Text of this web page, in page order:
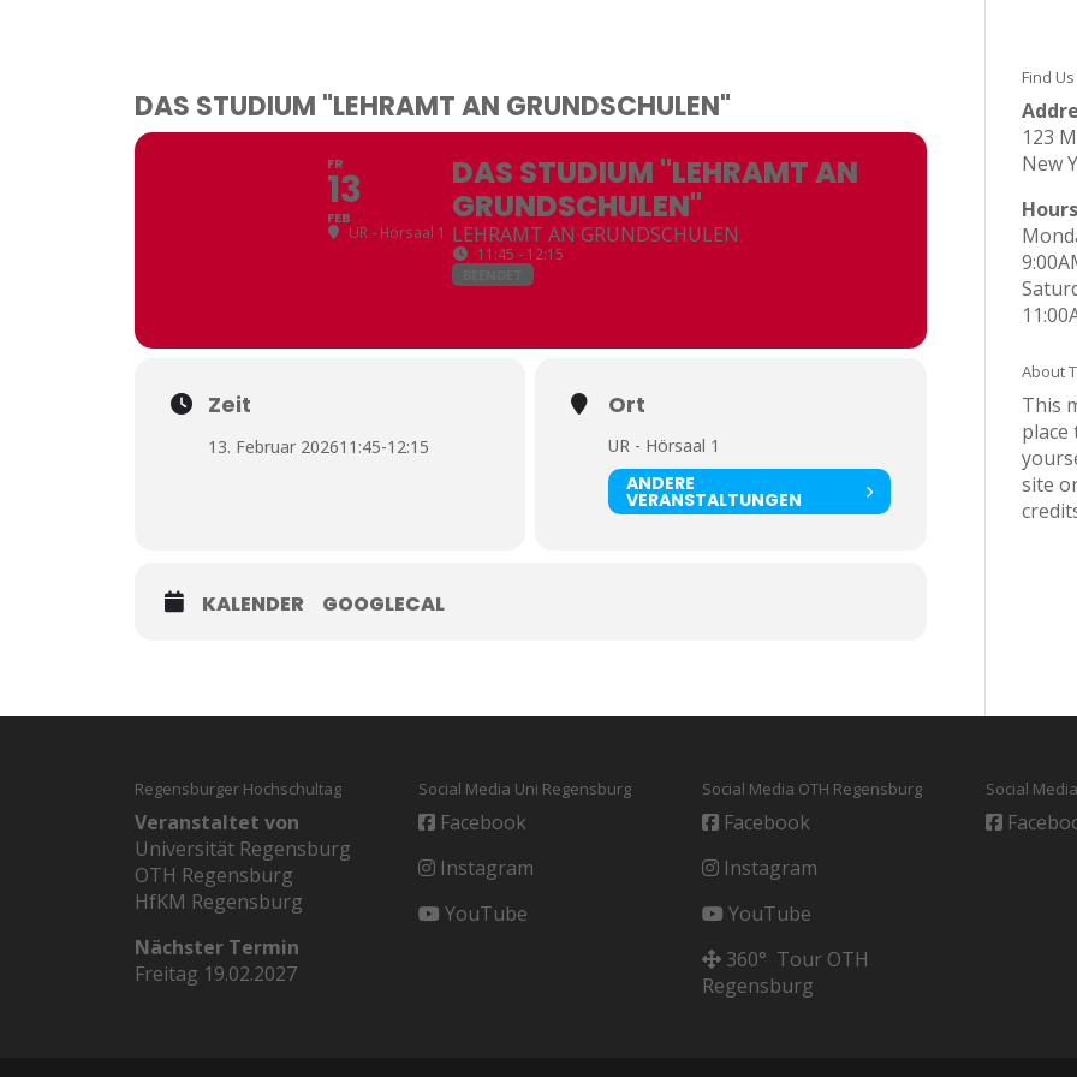
DAS STUDIUM "LEHRAMT AN GRUNDSCHULEN"
FR
13
FEB
UR - Hörsaal 1
DAS STUDIUM "LEHRAMT AN
GRUNDSCHULEN"
LEHRAMT AN GRUNDSCHULEN
11:45 - 12:15
Zeit
13. Februar 202611:45-12:15
Ort
UR - Hörsaal 1
ANDERE
VERANSTALTUNGEN
KALENDER GOOGLECAL
Find Us
123
New
Hours
About
This
place
site
Regensburger Hochschultag
Veranstaltet von
Universität Regensburg
OTH Regensburg
HfKM Regensburg
Nächster Termin
Freitag 19.02.2027
Social Media Uni Regensburg
Facebook
Instagram
YouTube
Social Media OTH Regensburg
Facebook
Instagram
YouTube
360° Tour OTH
Regensburg
Social